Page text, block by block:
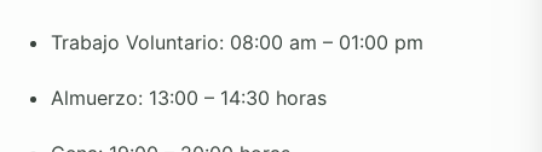
Trabajo Voluntario: 08:00 am – 01:00 pm
Almuerzo: 13:00 – 14:30 horas